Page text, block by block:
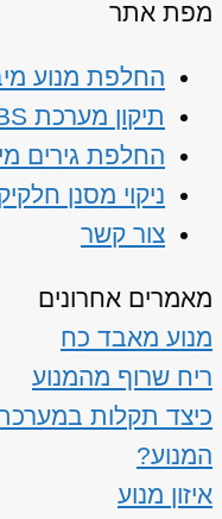
מפת אתר
החלפת מנוע
תיקון מערכת ABS
החלפת גירים
ניקוי מסנן
צור קשר
מאמרים אחרונים
מנוע מאבד כח
ריח שרוף מהמנוע
כיצד תקלות
המנוע?
איזון מנוע